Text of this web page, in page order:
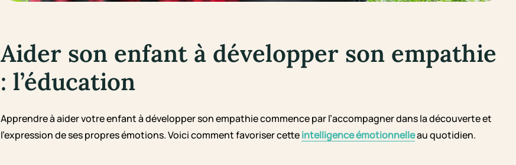
Aider son enfant à développer son empathie
: l’éducation
Apprendre à aider votre enfant à développer son empathie commence par l’accompagner dans la découverte et
l’expression de ses propres émotions. Voici comment favoriser cetteintelligence émotionnelleau quotidien.